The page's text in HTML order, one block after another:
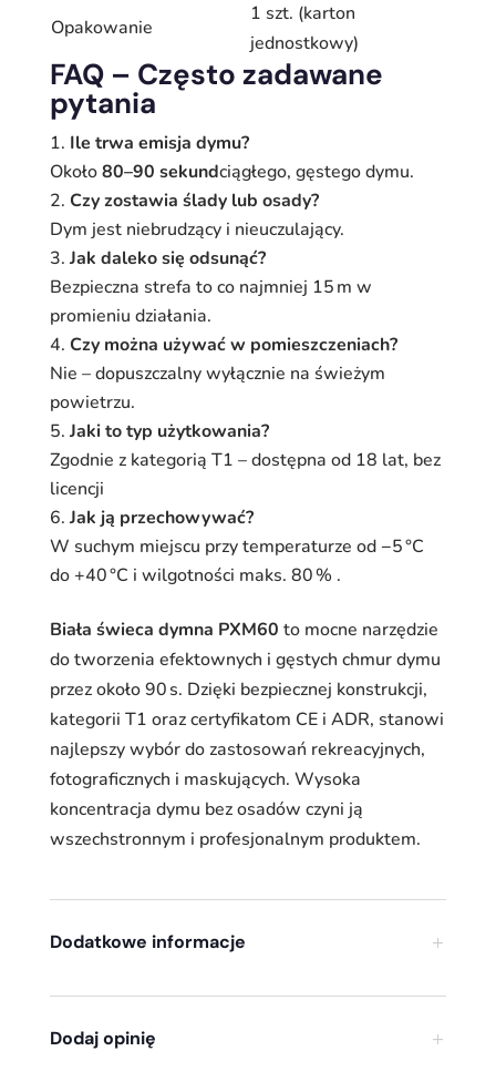
Opakowanie
1 szt. (karton
jednostkowy)
FAQ – Często zadawane
pytania
Ile trwa emisja dymu?
Około80–90 sekundciągłego, gęstego dymu.
Czy zostawia ślady lub osady?
Dym jest niebrudzący i nieuczulający.
Jak daleko się odsunąć?
Bezpieczna strefa to co najmniej 15 m w
promieniu działania.
Czy można używać w pomieszczeniach?
Nie – dopuszczalny wyłącznie na świeżym
powietrzu.
Jaki to typ użytkowania?
Zgodnie z kategorią T1 – dostępna od 18 lat, bez
licencji
Jak ją przechowywać?
W suchym miejscu przy temperaturze od −5 °C
do +40 °C i wilgotności maks. 80 % .
Biała świeca dymna PXM60 to mocne narzędzie
do tworzenia efektownych i gęstych chmur dymu
przez około 90 s. Dzięki bezpiecznej konstrukcji,
kategorii T1 oraz certyfikatom CE i ADR, stanowi
najlepszy wybór do zastosowań rekreacyjnych,
fotograficznych i maskujących. Wysoka
koncentracja dymu bez osadów czyni ją
wszechstronnym i profesjonalnym produktem.
Dodatkowe informacje
Dodaj opinię